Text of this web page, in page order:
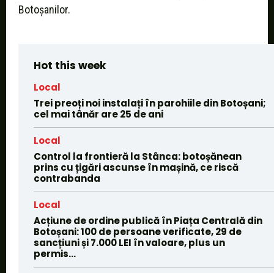
Botoșanilor.
Hot this week
Local
Trei preoți noi instalați în parohiile din Botoșani;
cel mai tânăr are 25 de ani
Local
Control la frontieră la Stânca: botoșănean
prins cu țigări ascunse în mașină, ce riscă
contrabanda
Local
Acțiune de ordine publică în Piața Centrală din
Botoșani: 100 de persoane verificate, 29 de
sancțiuni și 7.000 LEI în valoare, plus un
permis...